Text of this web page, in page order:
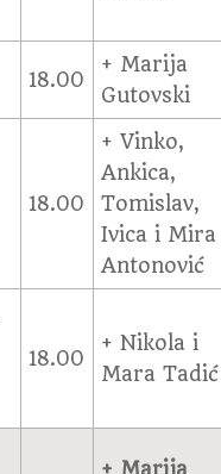
18.00
+ Marija
Gutovski
18.00
+ Vinko,
Ankica,
Tomislav,
Ivica i Mira
Antonović
18.00
+ Nikola i
Mara Tadić
+ Marija